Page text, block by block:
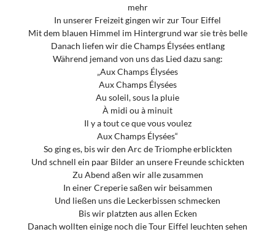
mehr
In unserer Freizeit gingen wir zur Tour Eiffel
Mit dem blauen Himmel im Hintergrund war sie très belle
Danach liefen wir die Champs Élysées entlang
Während jemand von uns das Lied dazu sang:
„Aux Champs Élysées
Aux Champs Élysées
Au soleil, sous la pluie
À midi ou à minuit
Il y a tout ce que vous voulez
Aux Champs Élysées“
So ging es, bis wir den Arc de Triomphe erblickten
Und schnell ein paar Bilder an unsere Freunde schickten
Zu Abend aßen wir alle zusammen
In einer Creperie saßen wir beisammen
Und ließen uns die Leckerbissen schmecken
Bis wir platzten aus allen Ecken
Danach wollten einige noch die Tour Eiffel leuchten sehen